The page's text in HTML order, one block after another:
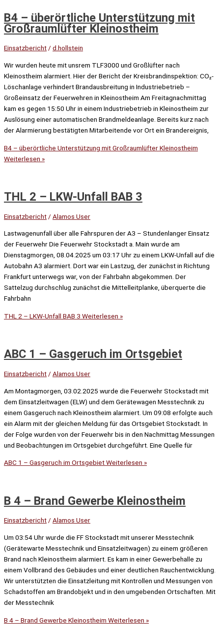
B4 – überörtliche Unterstützung mit
Großraumlüfter Kleinostheim
Einsatzbericht/ d.hollstein
Wir wurden heute mit unsrem TLF3000 und Großlüfter nach
Kleinostheim alarmiert. Hier der Bericht der Kreisbrandinspektion: CO₂-
Löschanlage verhindert Brandausbreitung in Industriebetrieb –
Großeinsatz der Feuerwehren in Kleinostheim Am Freitagnachmittag
kam es gegen 15:50 Uhr in einem Industriebetrieb in Kleinostheim zur
Auslösung einer automatischen Brandmeldeanlage. Bereits kurz nach
der Alarmierung bestätigten Mitarbeitende vor Ort ein Brandereignis,
B4 – überörtliche Unterstützung mit Großraumlüfter Kleinostheim
Weiterlesen »
THL 2 – LKW-Unfall BAB 3
Einsatzbericht / Alamos User
Lastwagenunfall über alle Fahrspuren der A3 – Stundenlanger Einsatz
der Feuerwehr Die Feuerwehr Stockstadt a. Main wurde am
Dienstagmorgen, 08.04.2025 um 03:17 Uhr zu einem LKW-Unfall auf die
Autobahn A3 alarmiert. Dort war ein Lastzug, der zunächst in Richtung
Frankfurt unterwegs war, von der Fahrbahn abgekommen. Der
Sattelzug durchschlug zunächst die Mittelleitplanke, überquerte die
Fahrbahn
THL 2 – LKW-Unfall BAB 3 Weiterlesen »
ABC 1 – Gasgeruch im Ortsgebiet
Einsatzbericht / Alamos User
Am Montagmorgen, 03.02.2025 wurde die Feuerwehr Stockstadt mit
dem Einsatzleitwagen (ELW) und dem Gerätewagen Messtechnik zu
einem Gasgeruch nach Kleinostheim alarmiert. Um 09:08 erfolgte auch
ein Alarm mit der gleichen Meldung für das Ortsgebiet Stockstadt. In
der Folge wurden von der Feuerwehr bis in den Nachmittag Messungen
und Beobachtungen im Ortsgebiet durchgeführt. Eine Quelle für
ABC 1 – Gasgeruch im OrtsgebietWeiterlesen »
B 4 – Brand Gewerbe Kleinostheim
Einsatzbericht/ Alamos User
Um 03:54 Uhr wurde die FF Stockstadt mit unserer Messtechnik
(Gerätewarte Messtechnik und Einsatzleitwagen) zu einem größeren
Brand nach Kleinostheim alarmiert. Es kam in einer Gewerbehalle zu
einem Vollbrand des Gebäudes und einer deutlichen Rauchentwicklung.
Wir unterstützten die Einsatzleitung mit Kontrollen und Messungen von
Schadstoffen am Brandobjekt und in den umgebenden Ortschaften. Mit
der Messtechnik
B 4 – Brand Gewerbe Kleinostheim Weiterlesen »